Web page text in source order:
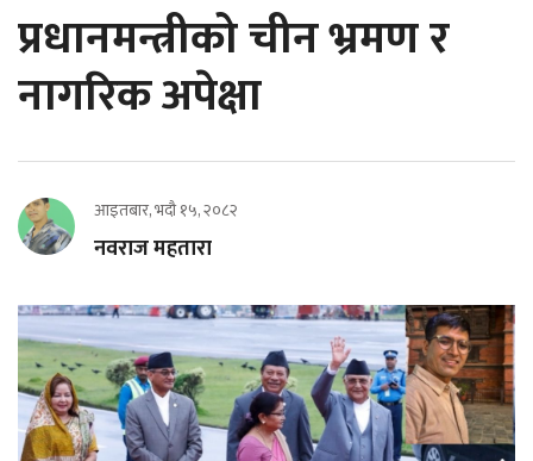
प्रधानमन्त्रीको चीन भ्रमण र
नागरिक अपेक्षा
आइतबार, भदौ १५, २०८२
नवराज महतारा